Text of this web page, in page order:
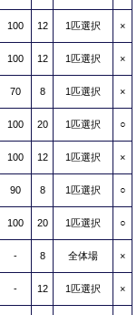
100 12 1匹選択 ×
100 12 1匹選択 ×
70 8 1匹選択 ×
100 20 1匹選択 ○
100 12 1匹選択 ×
90 8 1匹選択 ○
100 20 1匹選択 ○
- 8 全体場 ×
- 12 1匹選択 ×